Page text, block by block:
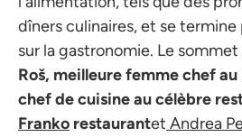
dîners culinaires, et se
sur la gastronomie. Le
Roš, meilleure femme chef
chef de cuisine au célèbre
Franko restaurantet Andrea